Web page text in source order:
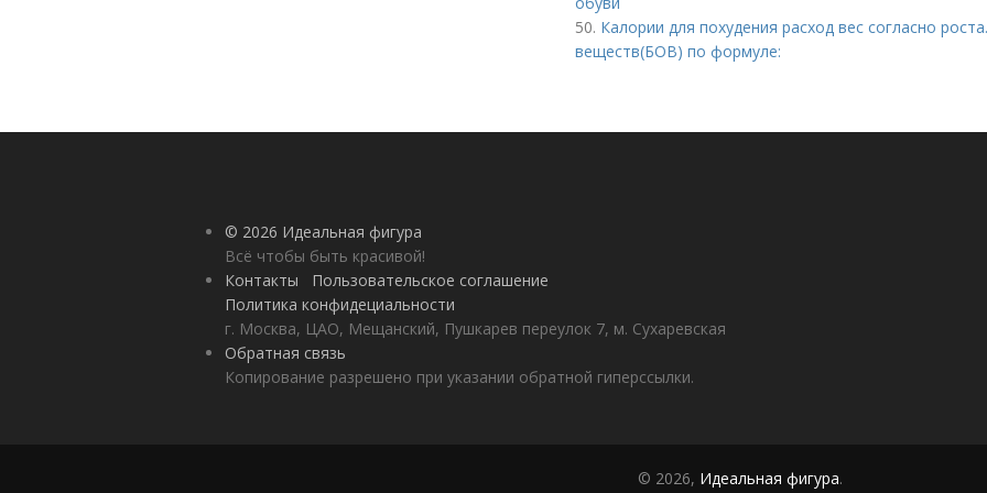
50. Калории для похудения расход вес согласно
веществ(БОВ) по формуле:
© 2026 Идеальная фигура
Всё чтобы быть красивой!
Контакты
Пользовательское соглашение
Политика конфидециальности
г. Москва, ЦАО, Мещанский, Пушкарев переулок 7, м. Сухаревская
Обратная связь
Копирование разрешено при указании обратной гиперссылки.
© 2026, Идеальная фигура.